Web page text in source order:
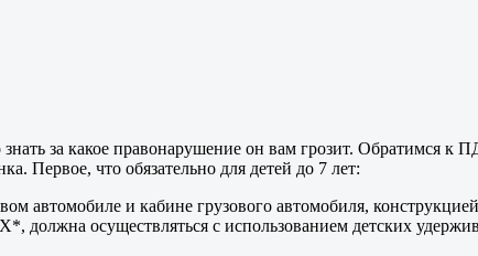
за какое правонарушение он вам грозит. Обратимся к
Первое, что обязательно для детей до 7 лет:
автомобиле и кабине грузового автомобиля,
должна осуществляться с использованием детских